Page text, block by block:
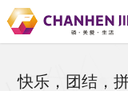
快乐，团结，